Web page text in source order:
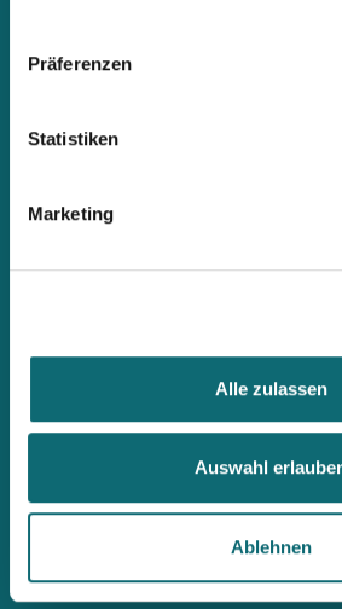
Präferenzen
Statistiken
Marketing
Alle zulassen
Auswahl
Ablehnen
Mit unserem
Workshops, Stipendien, Summer
internationale Briefings: Wenn ihr als